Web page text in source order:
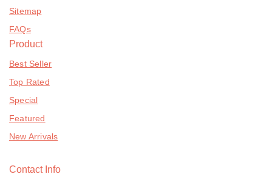
Sitemap
FAQs
Product
Best Seller
Top Rated
Special
Featured
New Arrivals
Contact Info